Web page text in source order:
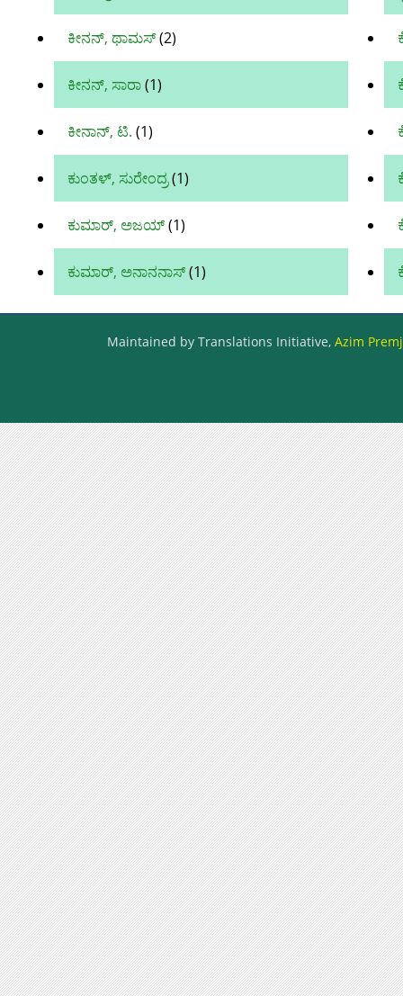
ಕೀನನ್, ಥಾಮಸ್(2)
ಕೀನನ್, ಸಾರಾ(1)
ಕೀನಾನ್, ಟಿ. (1)
ಕುಂತಳ್, ಸುರೇಂದ್ರ(1)
ಕುಮಾರ್‌, ಅಜಯ್‌(1)
ಕುಮಾರ್, ಅನಾನನಾಸ್(1)
Maintained by Translations Initiative, Azim